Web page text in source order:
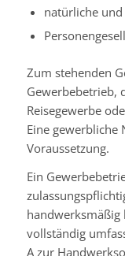
natürliche
Zum stehenden
Gewerbebetrieb,
Reisegewerbe
Eine gewerbliche
Voraussetzung.
Ein
vollständig
A zur